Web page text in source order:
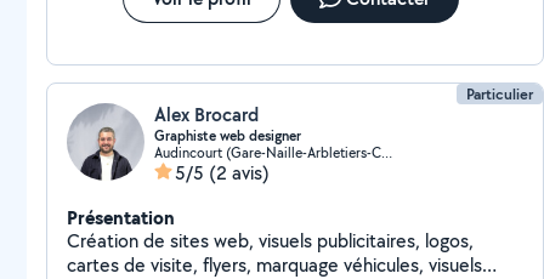
Particulier
Alex Brocard
Graphiste web designer
Audincourt (Gare-Naille-Arbletiers-Cantons)
5/5 (2 avis)
Présentation
Création de sites web, visuels publicitaires, logos,
cartes de visite, flyers, marquage véhicules, visuels